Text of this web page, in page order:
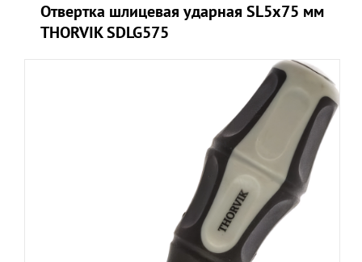
Отвертка шлицевая ударная SL5х75 мм
THORVIK SDLG575